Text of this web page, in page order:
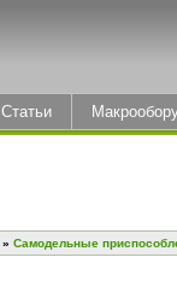
Статьи
» Самодельные